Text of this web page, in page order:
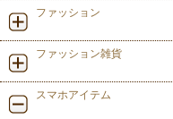
ファッション
ファッション雑貨
スマホアイテム